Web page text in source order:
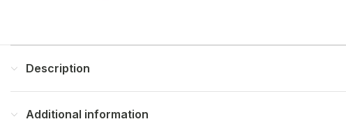
Description
Additional information